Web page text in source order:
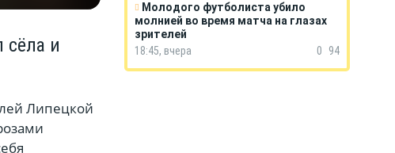
сёла и
Липецкой
Молодого футболиста убило
молнией во время матча на глазах
зрителей
18:45, вчера
0 94